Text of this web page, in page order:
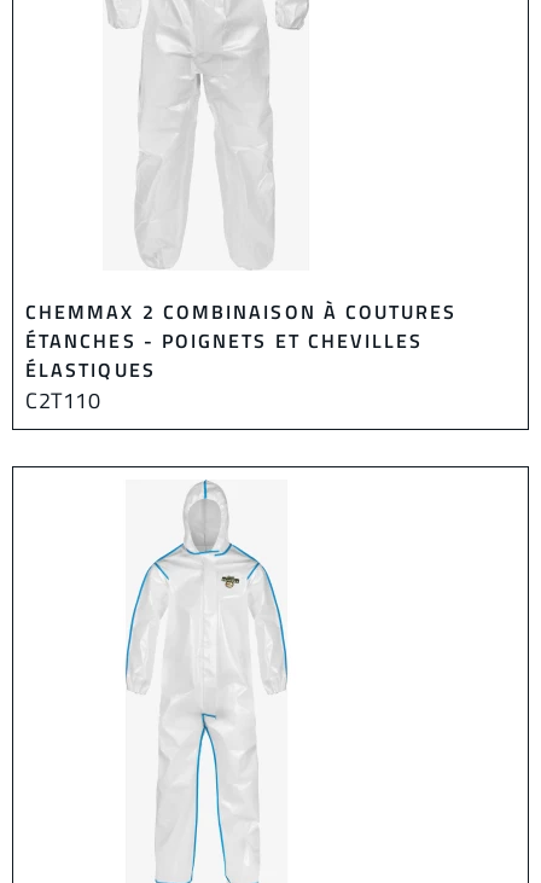
CHEMMAX 2 COMBINAISON À COUTURES
ÉTANCHES - POIGNETS ET CHEVILLES
ÉLASTIQUES
C2T110